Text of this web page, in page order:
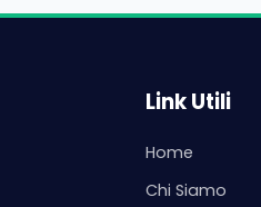
Link Utili
Home
Chi Siamo